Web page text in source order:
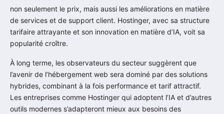
non seulement le prix, mais aussi les améliorations en matière
de services et de support client. Hostinger, avec sa structure
tarifaire attrayante et son innovation en matière d’IA, voit sa
popularité croître.
À long terme, les observateurs du secteur suggèrent que
l’avenir de l’hébergement web sera dominé par des solutions
hybrides, combinant à la fois performance et tarif attractif.
Les entreprises comme Hostinger qui adoptent l’IA et d’autres
outils modernes s’adapteront mieux aux besoins des